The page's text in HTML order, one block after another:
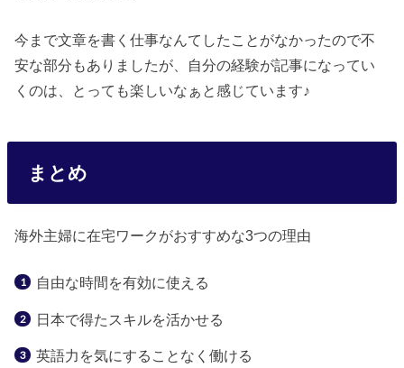
今まで文章を書く仕事なんてしたことがなかったので不
安な部分もありましたが、自分の経験が記事になってい
くのは、とっても楽しいなぁと感じています♪
まとめ
海外主婦に在宅ワークがおすすめな3つの理由
自由な時間を有効に使える
日本で得たスキルを活かせる
英語力を気にすることなく働ける